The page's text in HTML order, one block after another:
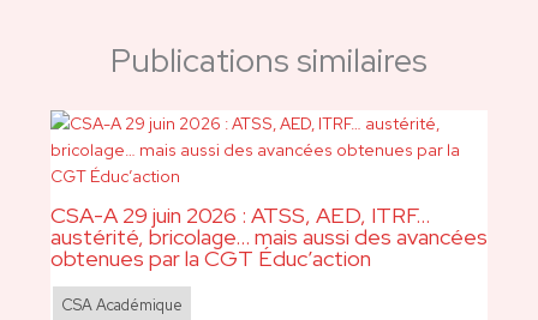
Publications similaires
CSA-A 29 juin 2026 : ATSS, AED, ITRF…
austérité, bricolage… mais aussi des avancées
obtenues par la CGT Éduc’action
CSA Académique